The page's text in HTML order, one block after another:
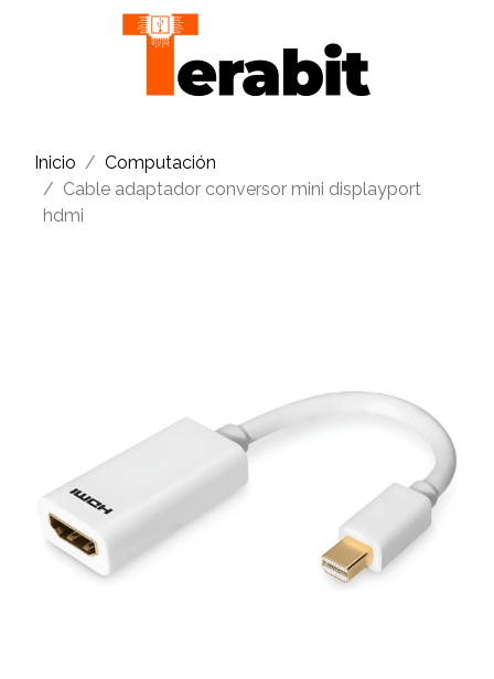
Inicio
Computación
Cable adaptador conversor mini displayport
hdmi